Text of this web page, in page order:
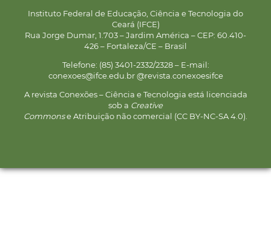
Instituto Federal de Educação, Ciência e Tecnologia do
Ceará (IFCE)
Rua Jorge Dumar, 1.703 – Jardim América – CEP: 60.410-
426 – Fortaleza/CE – Brasil
Telefone: (85) 3401-2332/2328 – E-mail:
conexoes@ifce.edu.br @revista.conexoesifce
A revista Conexões – Ciência e Tecnologia está licenciada
sob a Creative
Commonse Atribuição não comercial (CC BY-NC-SA 4.0).